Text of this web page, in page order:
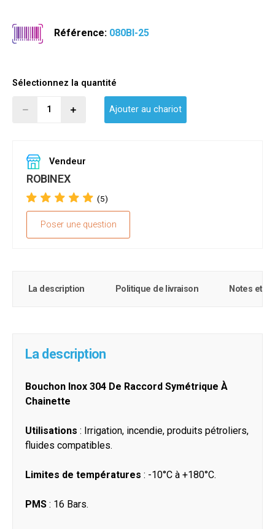
Référence: 080BI-25
Sélectionnez la quantité
Ajouter au chariot
Vendeur
ROBINEX
(5)
Poser une question
La description Politique de livraison Notes et
La description
Bouchon Inox 304 De Raccord Symétrique À
Chainette
Utilisations : Irrigation, incendie, produits pétroliers,
fluides compatibles.
Limites de températures : -10°C à +180°C.
PMS : 16 Bars.